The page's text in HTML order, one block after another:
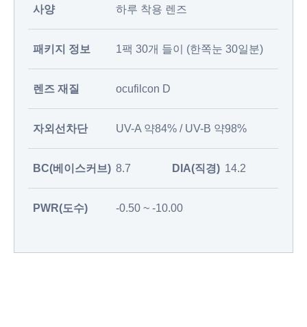
사양 하루 착용 렌즈
패키지 정보 1팩 30개 들이 (한쪽눈 30일분)
렌즈 재질 ocufilcon D
자외선차단 UV-A 약84% / UV-B 약98%
BC(베이스커브) 8.7 DIA(직경) 14.2
PWR(도수) -0.50 ~ -10.00